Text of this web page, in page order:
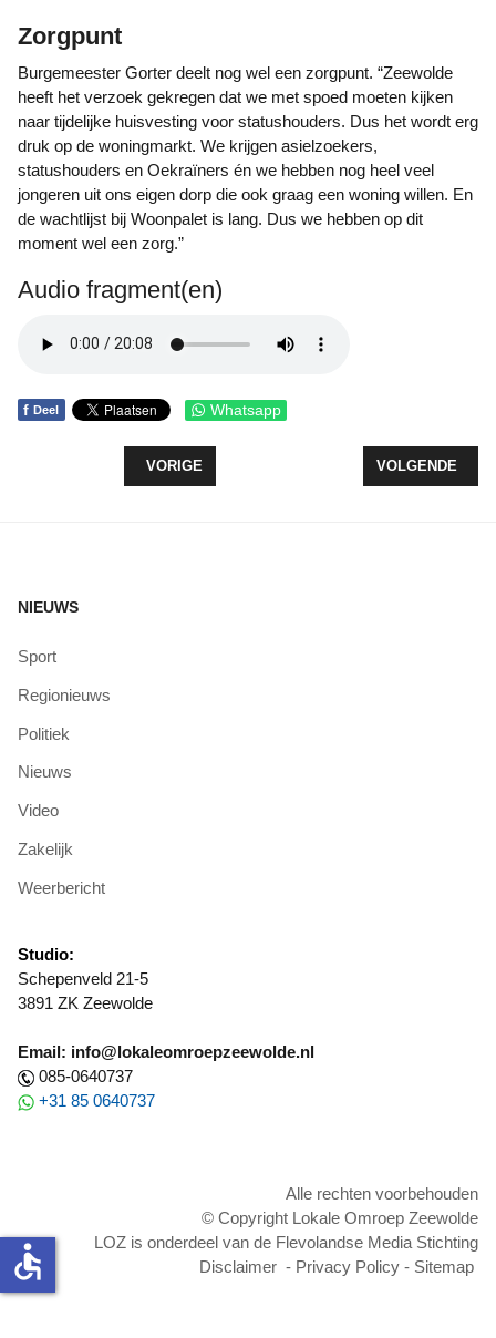
Zorgpunt
Burgemeester Gorter deelt nog wel een zorgpunt. “Zeewolde
heeft het verzoek gekregen dat we met spoed moeten kijken
naar tijdelijke huisvesting voor statushouders. Dus het wordt erg
druk op de woningmarkt. We krijgen asielzoekers,
statushouders en Oekraïners én we hebben nog heel veel
jongeren uit ons eigen dorp die ook graag een woning willen. En
de wachtlijst bij Woonpalet is lang. Dus we hebben op dit
moment wel een zorg.”
Audio fragment(en)
f Deel Whatsapp
VORIG ARTIKEL: HERSTART VAN
VORIGE VOLGENDE
VOLGENDE
NIEUWS
Sport
Regionieuws
Politiek
Nieuws
Video
Zakelijk
Weerbericht
Studio:
Schepenveld 21-5
3891 ZK Zeewolde
Email: info@lokaleomroepzeewolde.nl
085-0640737
+31 85 0640737
Alle rechten voorbehouden
© Copyright Lokale Omroep Zeewolde
LOZ is onderdeel van de Flevolandse Media Stichting
Disclaimer - Privacy Policy - Sitemap
accessible